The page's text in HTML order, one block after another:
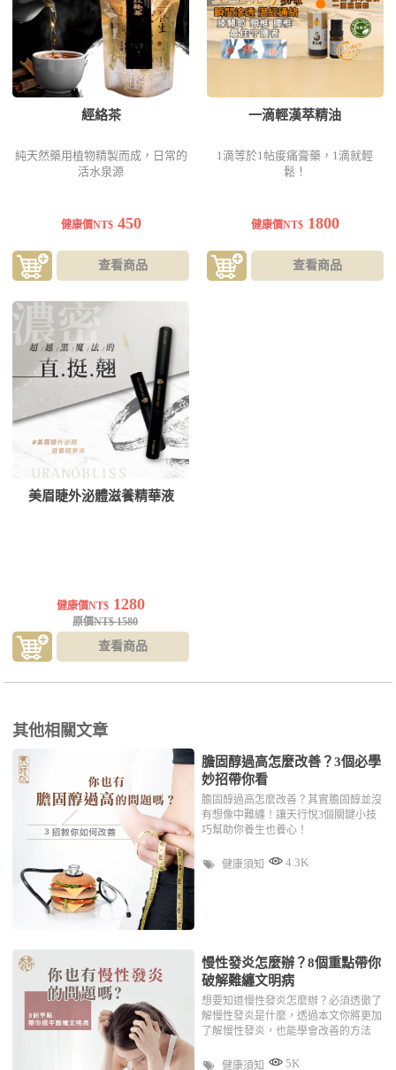
經絡茶
純天然藥用植物精製而成，日常的
活水泉源
健康價NT$450
查看商品
一滴輕漢萃精油
1滴等於1帖痠痛膏藥，1滴就輕
鬆！
健康價NT$1800
查看商品
美眉睫外泌體滋養精華液
健康價NT$ 1280
原價NT$ 1580
查看商品
其他相關文章
膽固醇過高怎麼改善？3個必學
妙招帶你看
膽固醇過高怎麼改善？其實膽固醇並沒
有想像中難纏！讓天行悅3個關鍵小技
巧幫助你養生也養心！
健康須知 4.3K
慢性發炎怎麼辦？8個重點帶你
破解難纏文明病
想要知道慢性發炎怎麼辦？必須透徹了
解慢性發炎是什麼，透過本文你將更加
了解慢性發炎，也能學會改善的方法
健康須知 5K